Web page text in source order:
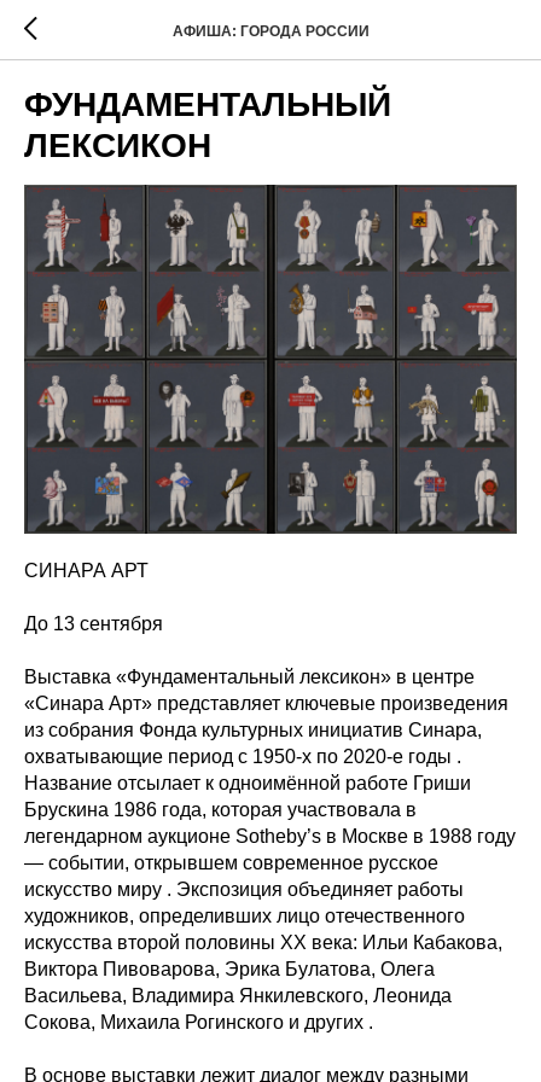
АФИША: ГОРОДА РОССИИ
ФУНДАМЕНТАЛЬНЫЙ
ЛЕКСИКОН
СИНАРА АРТ
До 13 сентября
Выставка «Фундаментальный лексикон» в центре
«Синара Арт» представляет ключевые произведения
из собрания Фонда культурных инициатив Синара,
охватывающие период с 1950-х по 2020-е годы .
Название отсылает к одноимённой работе Гриши
Брускина 1986 года, которая участвовала в
легендарном аукционе Sotheby’s в Москве в 1988 году
— событии, открывшем современное русское
искусство миру . Экспозиция объединяет работы
художников, определивших лицо отечественного
искусства второй половины XX века: Ильи Кабакова,
Виктора Пивоварова, Эрика Булатова, Олега
Васильева, Владимира Янкилевского, Леонида
Сокова, Михаила Рогинского и других .
В основе выставки лежит диалог между разными